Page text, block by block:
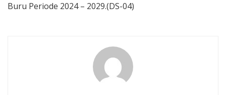
Buru Periode 2024 – 2029.(DS-04)